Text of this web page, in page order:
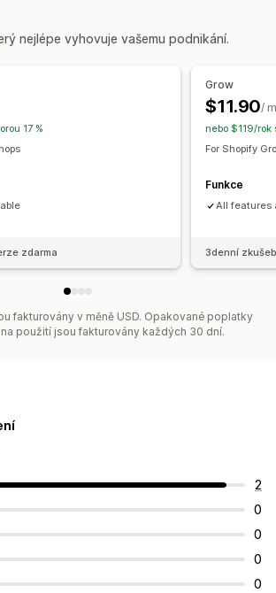
Upozornění na pokladnu
značky
Více jazyků
návštěvě
Pevné koncové datum
nejlépe vyhovuje vašemu podnikání.
17 %
zdarma
Grow
$11.90/
nebo $119/rok
For Shopify
Funkce
All features
3denní
fakturovány v měně USD. Opakované poplatky
použití jsou fakturovány každých 30 dní.
2
0
0
0
0